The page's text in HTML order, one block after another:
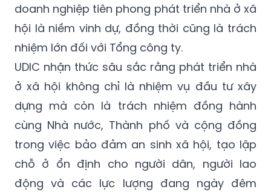
doanh nghiệp tiên phong phát triển nhà ở xã
hội là niềm vinh dự, đồng thời cũng là trách
nhiệm lớn đối với Tổng công ty.
UDIC nhận thức sâu sắc rằng phát triển nhà
ở xã hội không chỉ là nhiệm vụ đầu tư xây
dựng mà còn là trách nhiệm đồng hành
cùng Nhà nước, Thành phố và cộng đồng
trong việc bảo đảm an sinh xã hội, tạo lập
chỗ ở ổn định cho người dân, người lao
động và các lực lượng đang ngày đêm